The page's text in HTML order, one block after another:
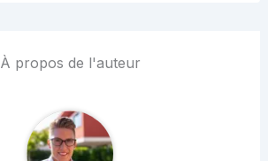
À propos de l'auteur